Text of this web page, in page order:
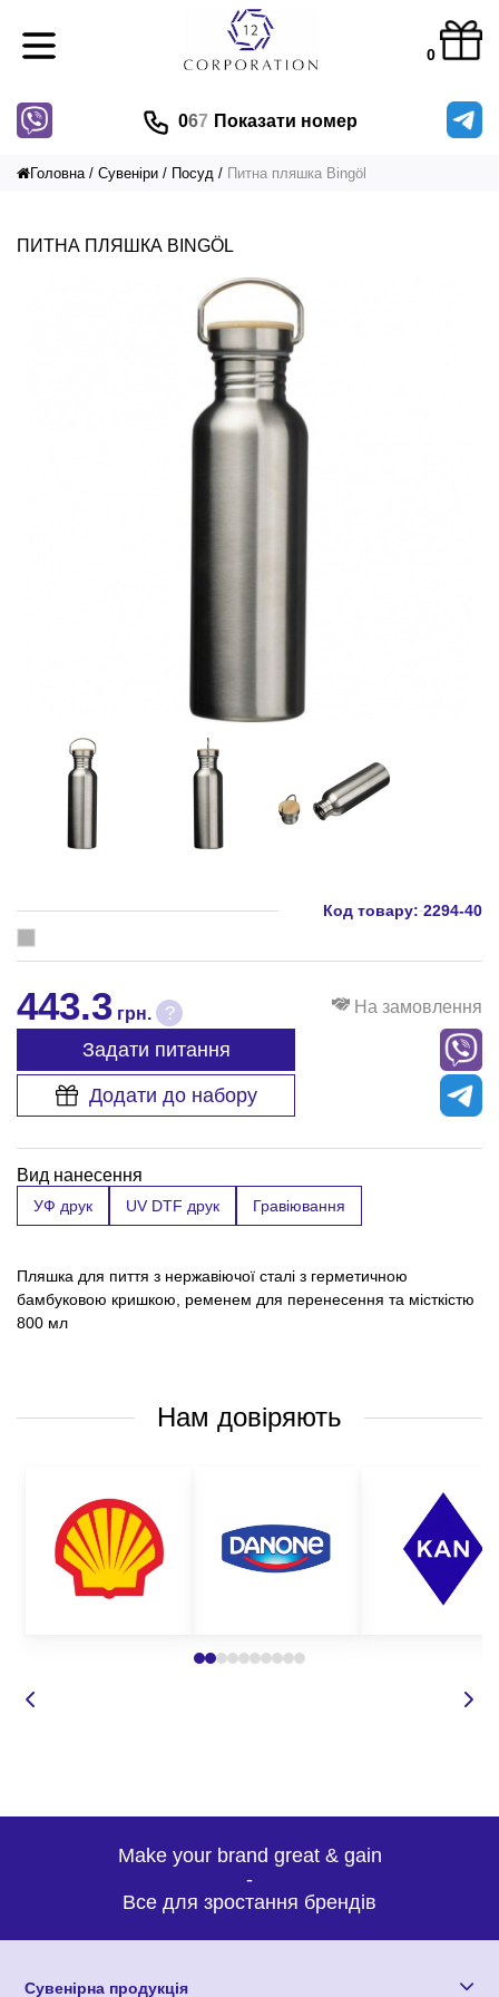
0
067 Показати номер
Головна Сувеніри Посуд Питна пляшка Bingöl
ПИТНА ПЛЯШКА BINGÖL
Код товару: 2294-40
443.3 грн. ? На замовлення
Задати питання
Додати до набору
Вид нанесення
УФ друк UV DTF друк Гравіювання
Пляшка для пиття з нержавіючої сталі з герметичною
бамбуковою кришкою, ременем для перенесення та місткістю
800 мл
Нам довіряють
Make your brand great & gain
-
Все для зростання брендів
Сувенірна продукція